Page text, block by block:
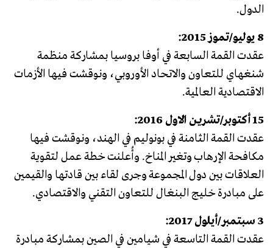
الدول.
8 يوليو/تموز 2015:
عقدت القمة السابعة في أوفا بروسيا بمشاركة منظمة
شنغهاي للتعاون والاتحاد الأوروبي، ونوقشت فيها الأزمات
الاقتصادية العالمية.
15 أكتوبر/تشرين الاول 2016:
عقدت القمة الثامنة في بونوليم في الهند، ونوقشت فيها
مكافحة الإرهاب وتغير المناخ. وأُعلنت خطة عمل لتقوية
العلاقات بين دول المجموعة وجرى لقاء بين قادتها والقيمين
على مبادرة خليج البنغال للتعاون التقني والاقتصادي.
3 سبتمبر/أيلول 2017:
عقدت القمة التاسعة في شيامين في الصين بمشاركة مبادرة